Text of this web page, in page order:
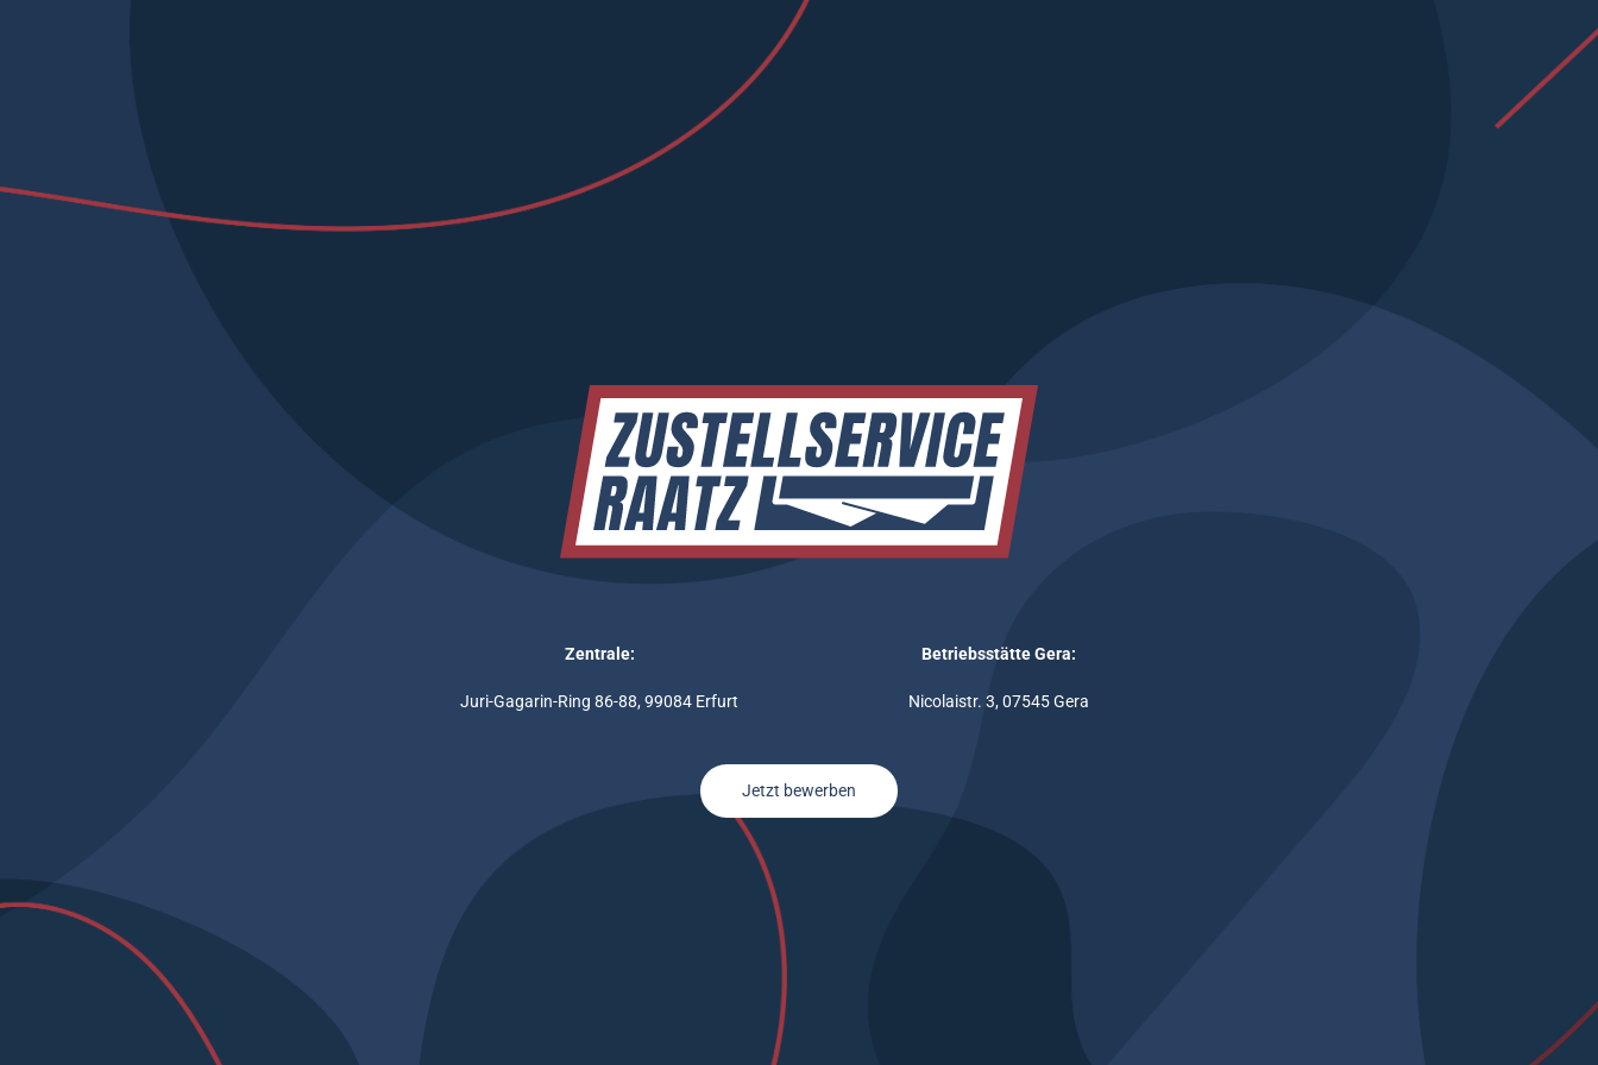
Zentrale:
Juri-Gagarin-Ring 86-88, 99084 Erfurt
Betriebsstätte Gera:
Nicolaistr. 3, 07545 Gera
Jetzt bewerben